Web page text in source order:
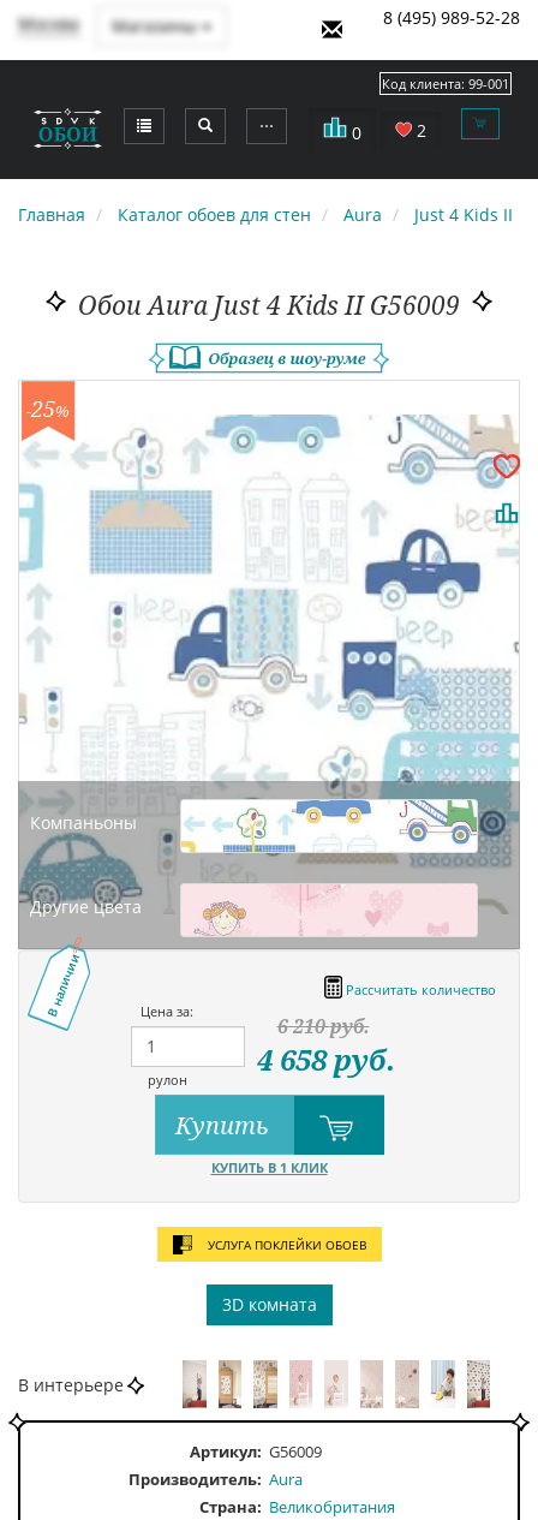
Москва Магазины 8 (495) 989-52-28
⋯ 0 2
Код клиента: 99-001
Главная Каталог обоев для стен Aura Just 4 Kids II
Обои Aura Just 4 Kids II G56009
-25%
Компаньоны
Другие цвета
В наличии
Рассчитать количество
Цена за:
рулон
6 210руб.
4 658руб.
Купить
КУПИТЬ В 1 КЛИК
УСЛУГА ПОКЛЕЙКИ ОБОЕВ
3D комната
В интерьере
Артикул: G56009
Производитель: Aura
Страна: Великобритания